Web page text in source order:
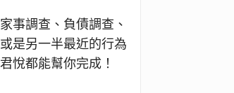
事調查、負債調查、
是另一半最近的行為
悅都能幫你完成！